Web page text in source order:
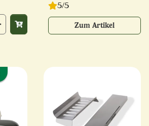
5/5
Zum Artikel